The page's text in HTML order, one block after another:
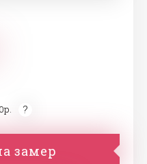
замер